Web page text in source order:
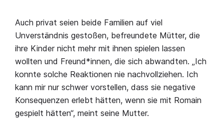
Auch privat seien beide Familien auf viel
Unverständnis gestoßen, befreundete Mütter, die
ihre Kinder nicht mehr mit ihnen spielen lassen
wollten und Freund*innen, die sich abwandten. „Ich
konnte solche Reaktionen nie nachvollziehen. Ich
kann mir nur schwer vorstellen, dass sie negative
Konsequenzen erlebt hätten, wenn sie mit Romain
gespielt hätten“, meint seine Mutter.